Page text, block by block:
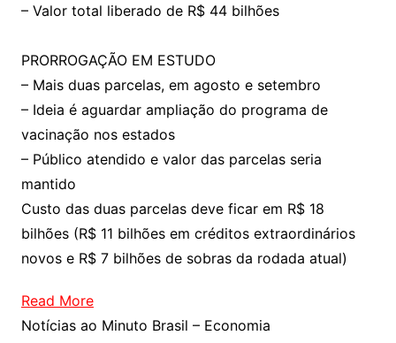
– Valor total liberado de R$ 44 bilhões
PRORROGAÇÃO EM ESTUDO
– Mais duas parcelas, em agosto e setembro
– Ideia é aguardar ampliação do programa de
vacinação nos estados
– Público atendido e valor das parcelas seria
mantido
Custo das duas parcelas deve ficar em R$ 18
bilhões (R$ 11 bilhões em créditos extraordinários
novos e R$ 7 bilhões de sobras da rodada atual)
Read More
Notícias ao Minuto Brasil – Economia